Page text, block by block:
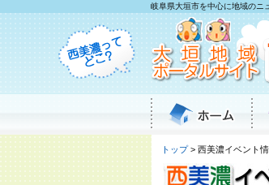
岐阜県大垣市を中心に地域のニ
トップ> 西美濃イベント